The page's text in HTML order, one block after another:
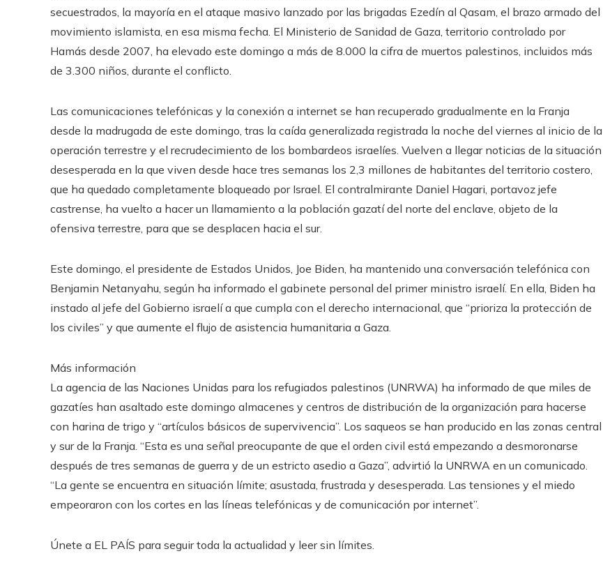
secuestrados, la mayoría en el ataque masivo lanzado por las brigadas Ezedín al Qasam, el brazo armado del
movimiento islamista, en esa misma fecha. El Ministerio de Sanidad de Gaza, territorio controlado por
Hamás desde 2007, ha elevado este domingo a más de 8.000 la cifra de muertos palestinos, incluidos más
de 3.300 niños, durante el conflicto.
Las comunicaciones telefónicas y la conexión a internet se han recuperado gradualmente en la Franja
desde la madrugada de este domingo, tras la caída generalizada registrada la noche del viernes al inicio de la
operación terrestre y el recrudecimiento de los bombardeos israelíes. Vuelven a llegar noticias de la situación
desesperada en la que viven desde hace tres semanas los 2,3 millones de habitantes del territorio costero,
que ha quedado completamente bloqueado por Israel. El contralmirante Daniel Hagari, portavoz jefe
castrense, ha vuelto a hacer un llamamiento a la población gazatí del norte del enclave, objeto de la
ofensiva terrestre, para que se desplacen hacia el sur.
Este domingo, el presidente de Estados Unidos, Joe Biden, ha mantenido una conversación telefónica con
Benjamin Netanyahu, según ha informado el gabinete personal del primer ministro israelí. En ella, Biden ha
instado al jefe del Gobierno israelí a que cumpla con el derecho internacional, que “prioriza la protección de
los civiles” y que aumente el flujo de asistencia humanitaria a Gaza.
Más información
La agencia de las Naciones Unidas para los refugiados palestinos (UNRWA) ha informado de que miles de
gazatíes han asaltado este domingo almacenes y centros de distribución de la organización para hacerse
con harina de trigo y “artículos básicos de supervivencia”. Los saqueos se han producido en las zonas central
y sur de la Franja. “Esta es una señal preocupante de que el orden civil está empezando a desmoronarse
después de tres semanas de guerra y de un estricto asedio a Gaza”, advirtió la UNRWA en un comunicado.
“La gente se encuentra en situación límite; asustada, frustrada y desesperada. Las tensiones y el miedo
empeoraron con los cortes en las líneas telefónicas y de comunicación por internet”.
Únete a EL PAÍS para seguir toda la actualidad y leer sin límites.